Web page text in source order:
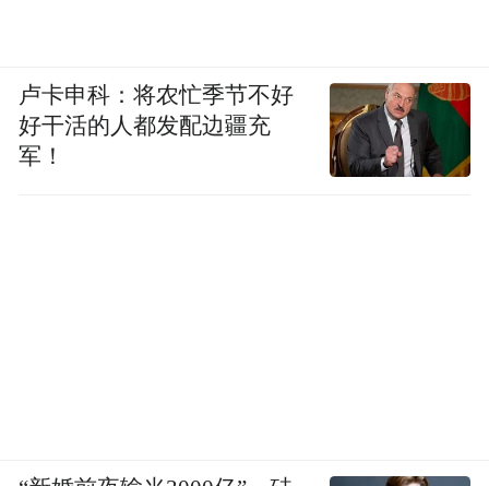
卢卡申科：将农忙季节不好
好干活的人都发配边疆充
军！